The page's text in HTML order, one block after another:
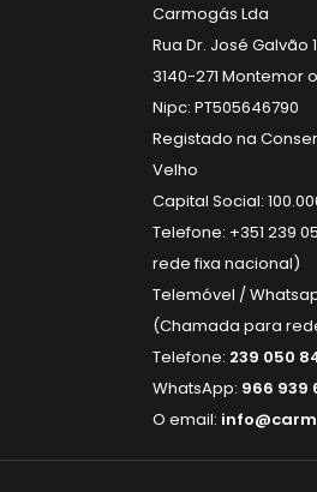
Carmogás Lda
Rua Dr. José Galvão
3140-271 Montemor
Nipc: PT505646790
Registado na
Velho
Capital Social:
Telefone: +351 239
rede fixa nacional)
Telemóvel /
(Chamada para
Telefone: 239 050
WhatsApp: 966 939
O email: